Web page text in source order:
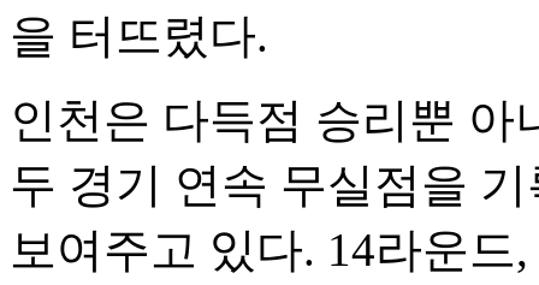
을 터뜨렸다.
인천은 다득점 승리뿐 아
두 경기 연속 무실점을
보여주고 있다. 14라운